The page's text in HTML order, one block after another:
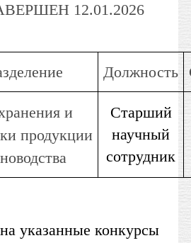
12.01.2026
Должность
и
продукции
Старший
научный
сотрудник
указанные конкурсы